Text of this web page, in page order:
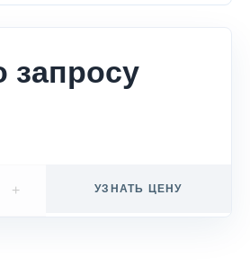
запросу
+ УЗНАТЬ ЦЕНУ